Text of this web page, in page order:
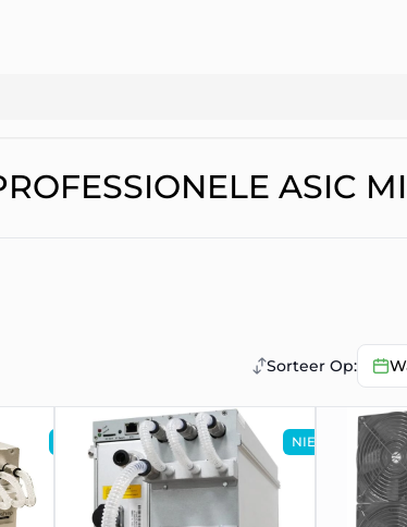
ASIC
Sorteer Op:
NIEUW NIEUW